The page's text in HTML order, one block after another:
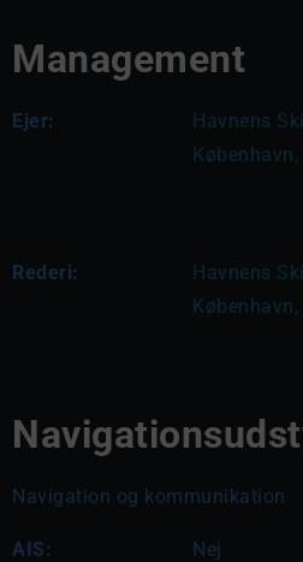
Management
Ejer:
Havnens
Rederi:
Havnens
Navigation og kommunikation
AIS: Nej